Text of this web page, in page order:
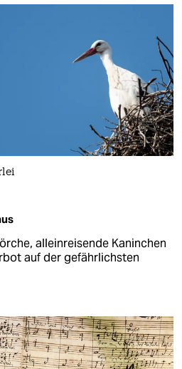
alleinreisende Kaninchen
auf der gefährlichsten